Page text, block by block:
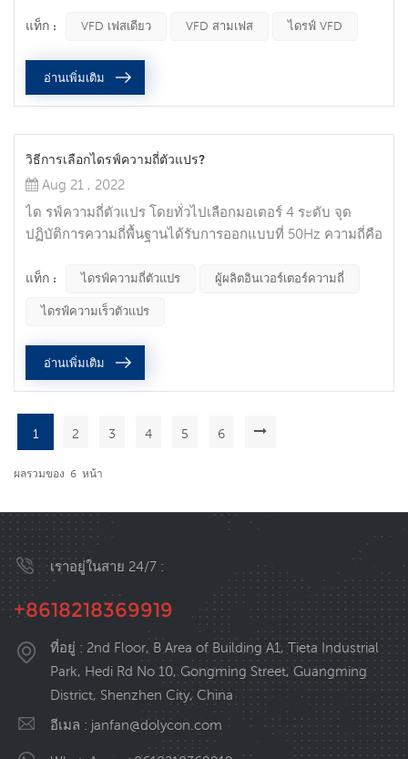
มอเตอร์สามเฟสได้หรือไม่ ไฟฟ้ากระแสสลับแบบเฟสเดียวพบ
ได้ในพื้นที่อุตสาหกรรมบางแห่ง โดยปกติจะมีเพียงสองเฟส (L1
แท็ก : VFD เฟสเดียว VFD สามเฟส ไดรฟ์ VFD
อ่านเพิ่มเติม
วิธีการเลือกไดรฟ์ความถี่ตัวแปร?
Aug 21 , 2022
ได รฟ์ความถี่ตัวแปร โดยทั่วไปเลือกมอเตอร์ 4 ระดับ จุด
ปฏิบัติการความถี่พื้นฐานได้รับการออกแบบที่ 50Hz ความถี่คือ
คงที่และความถี่คือ 50-100Hz (ความเร็ว 1480-2800r/นาที)
มอเตอร์ทำงานด้วยกำลังคงที่ภายในช่วงนาที) และช่วงการ
กำหนดของอุปกรณ์ขับเคลื่อนทั่วไป ลักษณะการทำงานเหมือน
กับมอเตอร์ควบคุมความเร...
แท็ก : ไดรฟ์ความถี่ตัวแปร ผู้ผลิตอินเวอร์เตอร์ความถี่
ไดรฟ์ความเร็วตัวแปร
อ่านเพิ่มเติม
1 2 3 4 5 6
ผลรวมของ 6 หน้า
เราอยู่ในสาย 24/7 :
+8618218369919
ที่อยู่ : 2nd Floor, B Area of Building A1, Tieta Industrial
Park, Hedi Rd No 10, Gongming Street, Guangming
District, Shenzhen City, China
อีเมล : janfan@dolycon.com